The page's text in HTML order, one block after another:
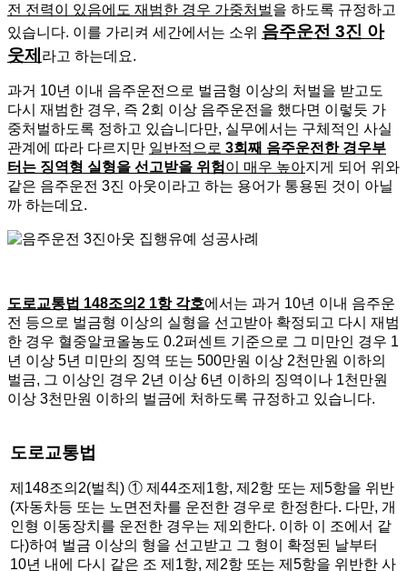
전 전력이 있음에도 재범한 경우 가중처벌을 하도록 규정하고
있습니다. 이를 가리켜 세간에서는 소위 음주운전 3진 아
웃제 라고 하는데요.
과거 10년 이내 음주운전으로 벌금형 이상의 처벌을 받고도
다시 재범한 경우, 즉 2회 이상 음주운전을 했다면 이렇듯 가
중처벌하도록 정하고 있습니다만, 실무에서는 구체적인 사실
관계에 따라 다르지만 일반적으로 3회째 음주운전한 경우부
터는 징역형 실형을 선고받을 위험 이 매우 높아지게 되어 위와
같은 음주운전 3진 아웃이라고 하는 용어가 통용된 것이 아닐
까 하는데요.
도로교통법 148조의2 1항 각호에서는 과거 10년 이내 음주운
전 등으로 벌금형 이상의 실형을 선고받아 확정되고 다시 재범
한 경우 혈중알코올농도 0.2퍼센트 기준으로 그 미만인 경우 1
년 이상 5년 미만의 징역 또는 500만원 이상 2천만원 이하의
벌금, 그 이상인 경우 2년 이상 6년 이하의 징역이나 1천만원
이상 3천만원 이하의 벌금에 처하도록 규정하고 있습니다.
도로교통법
제148조의2(벌칙) ① 제44조제1항, 제2항 또는 제5항을 위반
(자동차등 또는 노면전차를 운전한 경우로 한정한다. 다만, 개
인형 이동장치를 운전한 경우는 제외한다. 이하 이 조에서 같
다)하여 벌금 이상의 형을 선고받고 그 형이 확정된 날부터
10년 내에 다시 같은 조 제1항, 제2항 또는 제5항을 위반한 사